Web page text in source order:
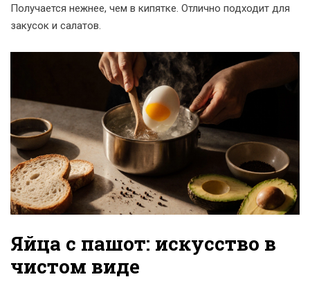
Получается нежнее, чем в кипятке. Отлично подходит для
закусок и салатов.
Яйца с пашот: искусство в
чистом виде